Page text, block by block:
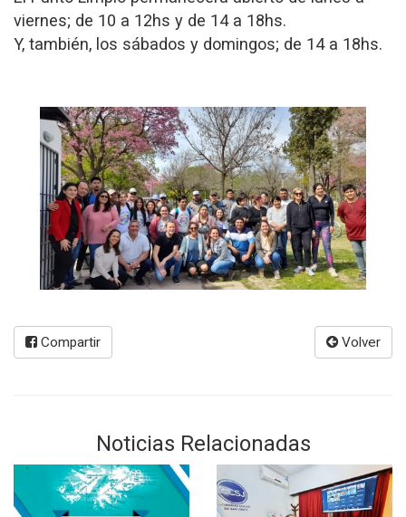
viernes; de 10 a 12hs y de 14 a 18hs.
Y, también, los sábados y domingos; de 14 a 18hs.
Compartir Volver
Noticias Relacionadas